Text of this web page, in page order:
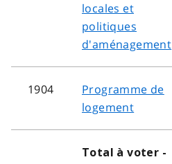
locales et
politiques
d'aménagement
1904
Programme de
logement
Total à voter -